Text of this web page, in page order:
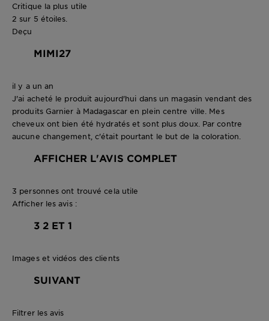
Critique la plus utile
2 sur 5 étoiles.
Deçu
MIMI27
il y a un an
J'ai acheté le produit aujourd'hui dans un magasin vendant des
produits Garnier à Madagascar en plein centre ville. Mes
cheveux ont bien été hydratés et sont plus doux. Par contre
aucune changement, c'était pourtant le but de la coloration.
AFFICHER L'AVIS COMPLET
3 personnes ont trouvé cela utile
Afficher les avis :
3 2 ET 1
Images et vidéos des clients
SUIVANT
Filtrer les avis